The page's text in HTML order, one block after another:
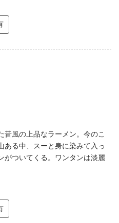
風の上品なラーメン。今のこ
ある中、スーと身に染みて入っ
がついてくる。ワンタンは淡麗